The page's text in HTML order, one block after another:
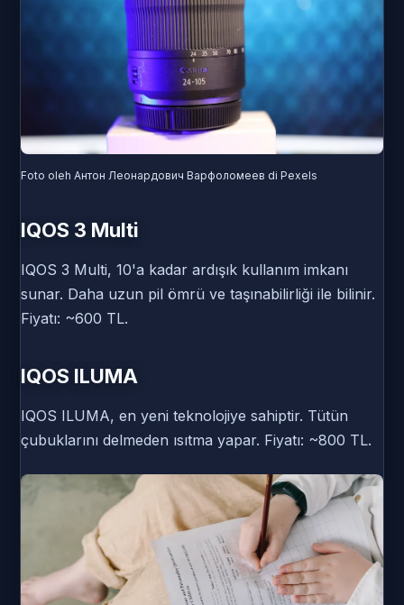
Foto oleh Антон Леонардович Варфоломеев di Pexels
IQOS 3 Multi
IQOS 3 Multi, 10'a kadar ardışık kullanım imkanı
sunar. Daha uzun pil ömrü ve taşınabilirliği ile bilinir.
Fiyatı: ~600 TL.
IQOS ILUMA
IQOS ILUMA, en yeni teknolojiye sahiptir. Tütün
çubuklarını delmeden ısıtma yapar. Fiyatı: ~800 TL.